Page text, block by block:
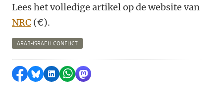
Lees het volledige artikel op de website van
NRC (€).
ARAB-ISRAELI CONFLICT
Delen op Facebook
Delen via Bluesky
Delen op LinkedIn
Delen via WhatsApp
Delen via Mastodon